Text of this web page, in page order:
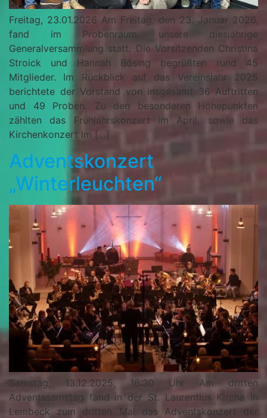
Freitag, 23.01.2026 Am Freitag, den 23. Januar 2026,
fand im Probenraum unsere diesjährige
Generalversammlung statt. Die Vorsitzenden Christina
Stroick und Hannah Bösing begrüßten rund 45
Mitglieder. Im Rückblick auf das Vereinsjahr 2025
berichtete der Vorstand von insgesamt 36 Auftritten
und 49 Proben. Zu den besonderen Höhepunkten
zählten das Frühjahrskonzert im April, sowie das
Kirchenkonzert im […]
Adventskonzert
„Winterleuchten“
Samstag, 13.12.2025, 16:30 Uhr Am dritten
Adventssamstag fand in der St. Laurentius Kirche in
Lembeck zum dritten Mal das Adventskonzert der